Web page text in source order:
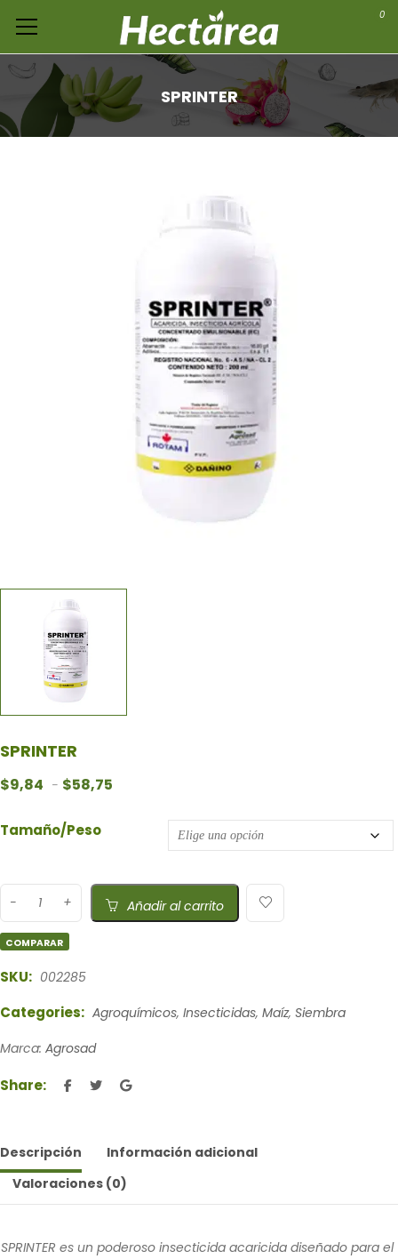
0
SPRINTER
SPRINTER
$9,84 - $58,75
Tamaño/Peso
Añadir al carrito
COMPARAR
SKU: 002285
Categories: Agroquímicos, Insecticidas, Maíz, Siembra
Marca: Agrosad
Share:
Descripción
Información adicional
Valoraciones (0)
SPRINTER es un poderoso insecticida acaricida diseñado para el